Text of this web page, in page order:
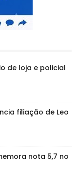
de loja e policial
filiação de Leo
nota 5,7 no